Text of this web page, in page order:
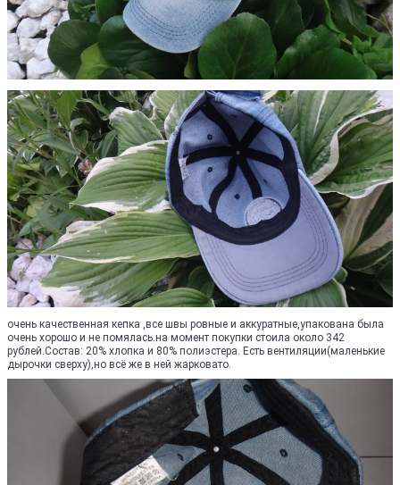
очень качественная кепка ,все швы ровные и аккуратные,упакована была
очень хорошо и не помялась.на момент покупки стоила около 342
рублей.Состав: 20% хлопка и 80% полиэстера. Есть вентиляции(маленькие
дырочки сверху),но всё же в ней жарковато.